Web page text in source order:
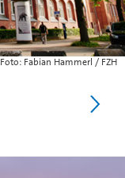
Foto: Fabian Hammerl / FZH